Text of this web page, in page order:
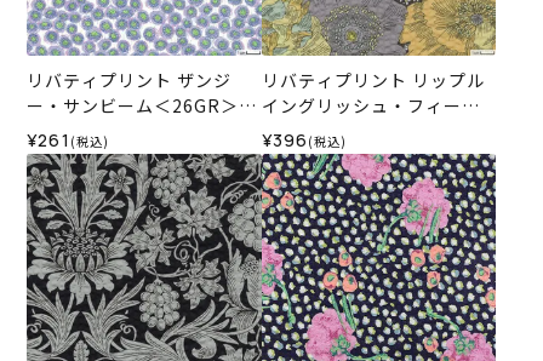
リバティプリント ザンジ
ー・サンビーム＜26GR＞生
地 （ホビーラホビーレオリ
ジナル）2025SS
¥261 (税込)
リバティプリント リップル
イングリッシュ・フィール
ド＜01Y＞生地 （ホビーラ
ホビーレオリジナル）2026
SS
¥396 (税込)